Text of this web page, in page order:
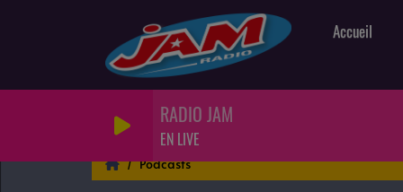
Accueil
RADIO JAM
EN LIVE
Podcasts